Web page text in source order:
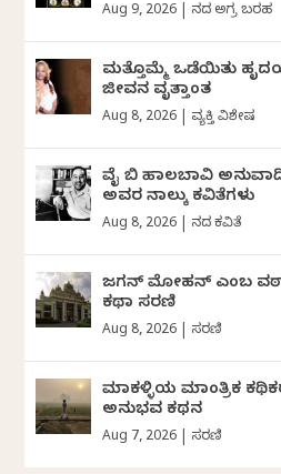
Aug 9, 2026 ದಿನದ ಅಗ್ರ ಬರಹ
ಮತ್ತೊಮ್ಮೆ ಒಡೆಯಿತು
ಜೀವನ ವೃತ್ತಾಂತ
Aug 8, 2026 ವ್ಯಕ್ತಿ ವಿಶೇಷ
ವೈ ಬಿ ಹಾಲಬಾವಿ
ಅವರ ನಾಲ್ಕು ಕವಿತೆಗಳು
Aug 8, 2026 ದಿನದ ಕವಿತೆ
ಜಗನ್‌ ಮೋಹನ್‌ ಎಂಬ
ಕಥಾ ಸರಣಿ
Aug 8, 2026 ಸರಣಿ
ಮಾಕಳ್ಳಿಯ ಮಾಂತ್ರಿಕ
ಅನುಭವ ಕಥನ
Aug 7, 2026 ಸರಣಿ